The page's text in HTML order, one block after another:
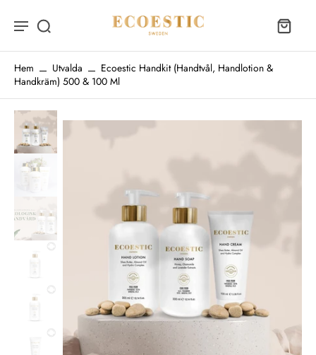
Hem Utvalda
Ecoestic Handkit (Handtvål, Handlotion &
Handkräm) 500 & 100 Ml